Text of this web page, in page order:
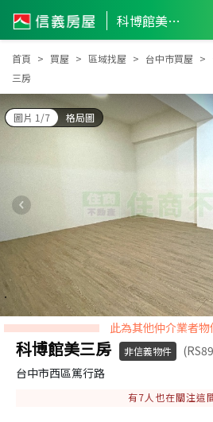
科博館美三房
首頁 買屋 區域找屋 台中市買屋
三房
圖片 1/7 格局圖
此為其他仲介業者物
科博館美三房 非信義物件
台中市西區篤行路
有7人也在關注這